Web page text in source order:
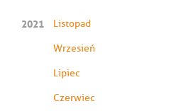
2021 Listopad
Wrzesień
Lipiec
Czerwiec